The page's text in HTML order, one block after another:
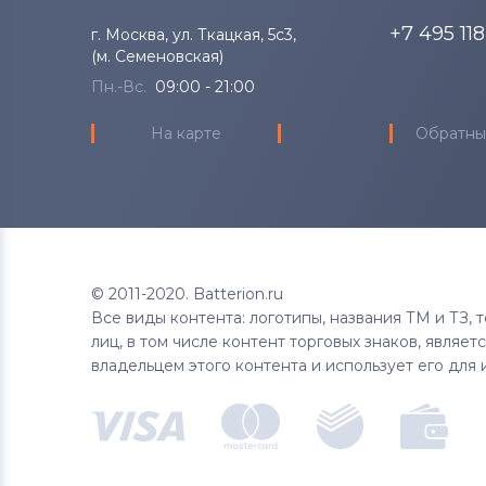
Тачскрины для планшетов
DigiLand
Тачскрины для планшетов
Тачскрины для планшетовSupra
Тачскрины для планшетов
Teclast
г. Москва, ул. Ткацкая, 5с3,
(м. Семеновская)
Пн.-Вс. 09:00 - 21:00
На карте
+7 495
© 2011-2020. Batterion.ru
Все виды контента: логотипы, названия ТМ и ТЗ,
лиц, в том числе контент торговых знаков,
владельцем этого контента и использует его